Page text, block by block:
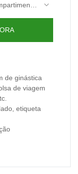
o
para
de
travada
para
o peso.
ser
de
noite,
de ginástica
de viagem
etiqueta